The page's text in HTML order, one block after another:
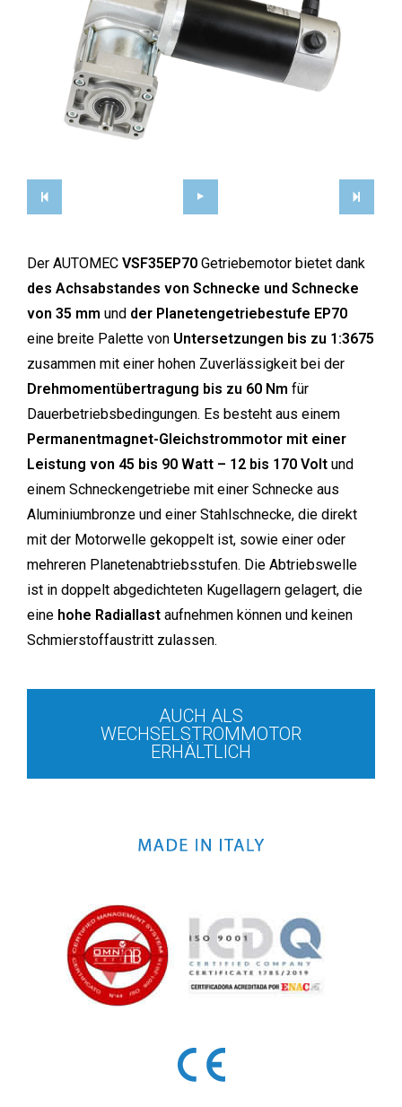
Der AUTOMEC VSF35EP70 Getriebemotor bietet dank
des Achsabstandes von Schnecke und Schnecke
von 35 mm und der Planetengetriebestufe EP70
eine breite Palette von Untersetzungen bis zu 1:3675
zusammen mit einer hohen Zuverlässigkeit bei der
Drehmomentübertragung bis zu 60 Nm für
Dauerbetriebsbedingungen. Es besteht aus einem
Permanentmagnet-Gleichstrommotor mit einer
Leistung von 45 bis 90 Watt – 12 bis 170 Volt und
einem Schneckengetriebe mit einer Schnecke aus
Aluminiumbronze und einer Stahlschnecke, die direkt
mit der Motorwelle gekoppelt ist, sowie einer oder
mehreren Planetenabtriebsstufen. Die Abtriebswelle
ist in doppelt abgedichteten Kugellagern gelagert, die
eine hohe Radiallast aufnehmen können und keinen
Schmierstoffaustritt zulassen.
AUCH ALS
WECHSELSTROMMOTOR
ERHÄLTLICH